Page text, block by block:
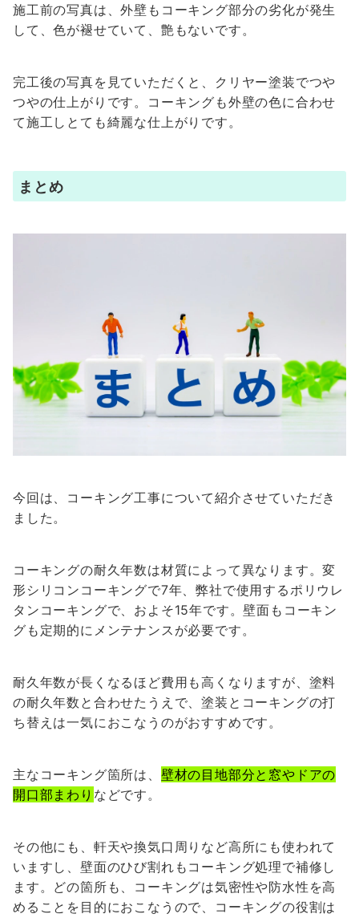
施工前の写真は、外壁もコーキング部分の劣化が発生
して、色が褪せていて、艶もないです。
完工後の写真を見ていただくと、クリヤー塗装でつや
つやの仕上がりです。コーキングも外壁の色に合わせ
て施工しとても綺麗な仕上がりです。
まとめ
今回は、コーキング工事について紹介させていただき
ました。
コーキングの耐久年数は材質によって異なります。変
形シリコンコーキングで7年、弊社で使用するポリウレ
タンコーキングで、およそ15年です。壁面もコーキン
グも定期的にメンテナンスが必要です。
耐久年数が長くなるほど費用も高くなりますが、塗料
の耐久年数と合わせたうえで、塗装とコーキングの打
ち替えは一気におこなうのがおすすめです。
主なコーキング箇所は、 壁材の目地部分と窓やドアの
開口部まわり などです。
その他にも、軒天や換気口周りなど高所にも使われて
いますし、壁面のひび割れもコーキング処理で補修し
ます。どの箇所も、コーキングは気密性や防水性を高
めることを目的におこなうので、コーキングの役割は